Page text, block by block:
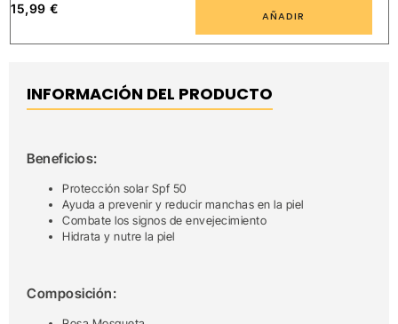
15,99 € AÑADIR
INFORMACIÓN DEL PRODUCTO
Beneficios:
Protección solar Spf 50
Ayuda a prevenir y reducir manchas en la piel
Combate los signos de envejecimiento
Hidrata y nutre la piel
Composición: